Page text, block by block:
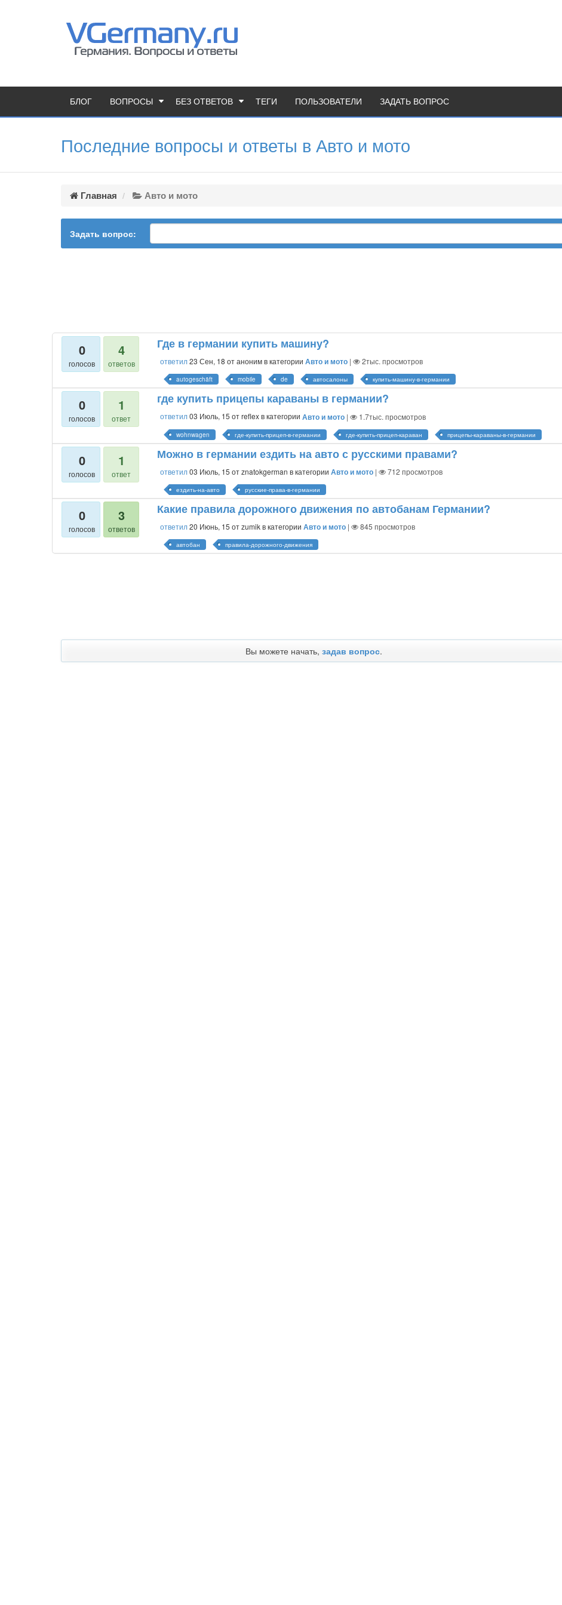
БЛОГ ВОПРОСЫ БЕЗ ОТВЕТОВ ТЕГИ ПОЛЬЗОВАТЕЛИ ЗАДАТЬ ВОПРОС
Последние вопросы и ответы в Авто и мото
Главная Авто и мото
Задать вопрос:
0
голосов
4
ответов
Где в германии купить машину?
ответил23 Сен, 18 отанонимв категорииАвто и мото | 2тыс. просмотров
autogeschäft mobile de автосалоны купить-машину-в-германии
0
голосов
1
ответ
где купить прицепы караваны в германии?
ответил03 Июль, 15 отreflexв категорииАвто и мото | 1.7тыс. просмотров
wohnwagen где-купить-прицеп-в-германии где-купить-прицеп-караван прицепы-караваны-в-германии
0
голосов
1
ответ
Можно в германии ездить на авто с русскими правами?
ответил03 Июль, 15 отznatokgerman в категорииАвто и мото | 712 просмотров
ездить-на-авто русские-права-в-германии
0
голосов
3
ответов
Какие правила дорожного движения по автобанам Германии?
ответил20 Июнь, 15 отzumikв категорииАвто и мото | 845 просмотров
автобан правила-дорожного-движения
Вы можете начать,задав вопрос.